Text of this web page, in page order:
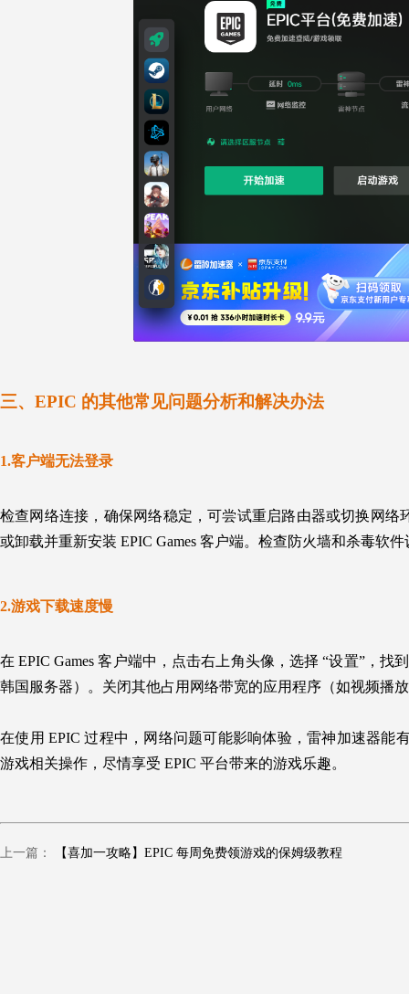
三、EPIC 的其他常见问题分析和解决办法
1.客户端无法登录
检查网络连接，确保网络稳定，可尝试重启路由器或切换网络
或卸载并重新安装 EPIC Games 客户端。检查防火墙和杀毒软
2.游戏下载速度慢
在 EPIC Games 客户端中，点击右上角头像，选择 “设置”，
韩国服务器）。关闭其他占用网络带宽的应用程序（如视频播
在使用 EPIC 过程中，网络问题可能影响体验，雷神加速器
游戏相关操作，尽情享受 EPIC 平台带来的游戏乐趣。
上一篇： 【喜加一攻略】EPIC 每周免费领游戏的保姆级教程